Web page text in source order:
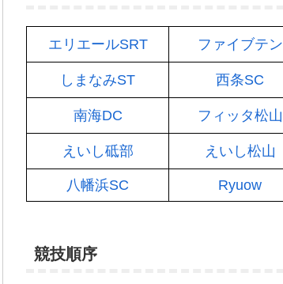
エリエールSRT ファイブテン
しまなみST 西条SC
南海DC フィッタ松山
えいし砥部 えいし松山
八幡浜SC Ryuow
競技順序